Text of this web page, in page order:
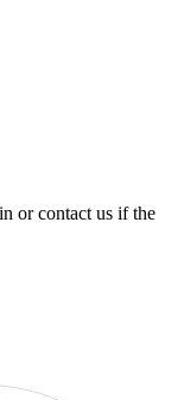
or contact us if the